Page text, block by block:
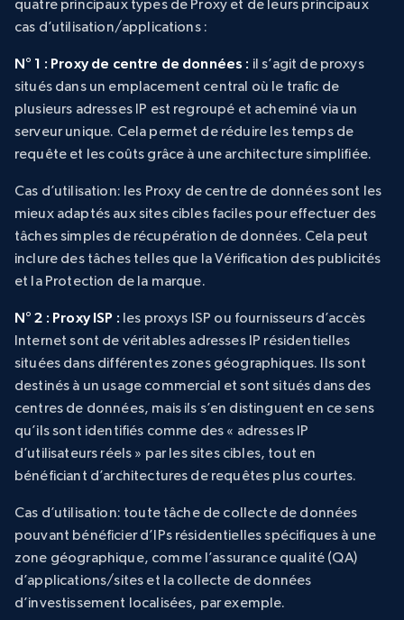
quatre principaux types de Proxy et de leurs principaux
cas d’utilisation/applications :
N° 1 : Proxy de centre de données : il s’agit de proxys
situés dans un emplacement central où le trafic de
plusieurs adresses IP est regroupé et acheminé via un
serveur unique. Cela permet de réduire les temps de
requête et les coûts grâce à une architecture simplifiée.
Cas d’utilisation: les Proxy de centre de données sont les
mieux adaptés aux sites cibles faciles pour effectuer des
tâches simples de récupération de données. Cela peut
inclure des tâches telles que la Vérification des publicités
et la Protection de la marque.
N° 2 : Proxy ISP : les proxys ISP ou fournisseurs d’accès
Internet sont de véritables adresses IP résidentielles
situées dans différentes zones géographiques. Ils sont
destinés à un usage commercial et sont situés dans des
centres de données, mais ils s’en distinguent en ce sens
qu’ils sont identifiés comme des « adresses IP
d’utilisateurs réels » par les sites cibles, tout en
bénéficiant d’architectures de requêtes plus courtes.
Cas d’utilisation: toute tâche de collecte de données
pouvant bénéficier d’IPs résidentielles spécifiques à une
zone géographique, comme l’assurance qualité (QA)
d’applications/sites et la collecte de données
d’investissement localisées, par exemple.